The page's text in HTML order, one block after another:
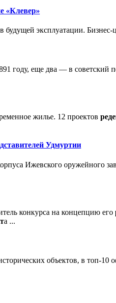
«Клевер»
эксплуатации. Бизнес-
году, еще два — в советский
жилье. 12 проектов
Удмуртии
Ижевского оружейного
конкурса на концепцию его
а ...
объектов, в топ-10